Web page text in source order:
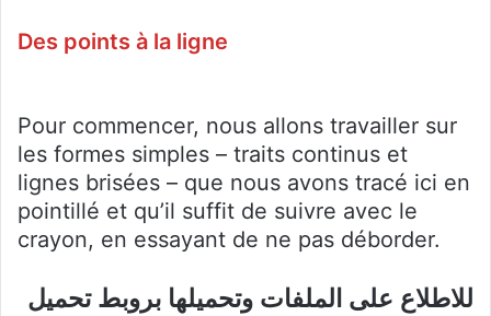
Des points à la ligne
Pour commencer, nous allons travailler sur
les formes simples – traits continus et
lignes brisées – que nous avons tracé ici en
pointillé et qu’il suffit de suivre avec le
crayon, en essayant de ne pas déborder.
للاطلاع على الملفات وتحميلها بروبط تحميل